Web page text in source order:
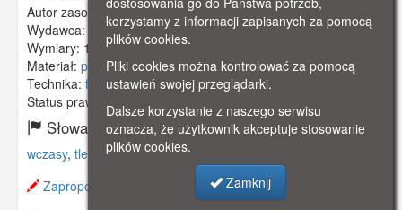
Autor zasobu:O. Gałdyński
Wydawca:
Biuro wydawnicze Ruch
Wymiary: 148 x 106 mm
Materiał: pocztówka
Technika: fotografia czarno-biała
Status prawny: Użycie Niekomercyjne
Słowa kluczowe:
wczasy, tleń bory,tucholskie
Zaproponuj zmianę opisu.
korzystamy z informacji zapisanych za pomocą
plików cookies.
Pliki cookies można kontrolować za pomocą
ustawień swojej przeglądarki.
Dalsze korzystanie z naszego serwisu
oznacza, że użytkownik akceptuje stosowanie
plików cookies.
Zamknij